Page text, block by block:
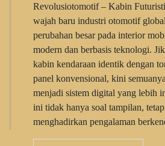
Revolusiotomotif – Kabin
wajah baru industri otomotif
perubahan besar pada interior
modern dan berbasis teknologi.
kabin kendaraan identik dengan
panel konvensional, kini
menjadi sistem digital yang lebih
ini tidak hanya soal tampilan,
menghadirkan pengalaman